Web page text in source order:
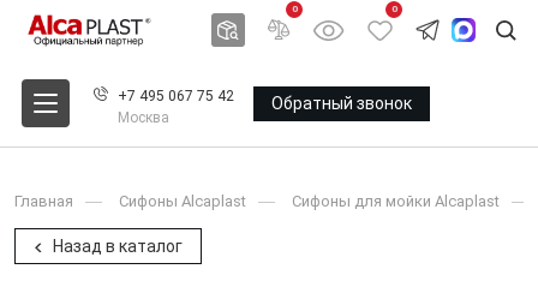
0 0
+7 495 067 75 42
Москва
Обратный звонок
Главная Сифоны Alcaplast Сифоны для мойки Alcaplast
Назад в каталог